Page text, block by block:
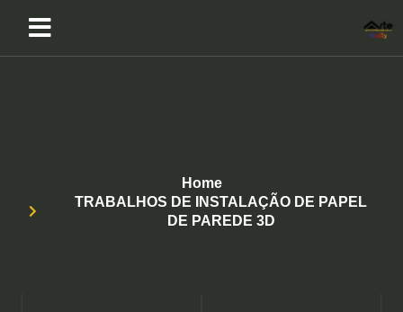
Home
TRABALHOS DE INSTALAÇÃO DE PAPEL
DE PAREDE 3D